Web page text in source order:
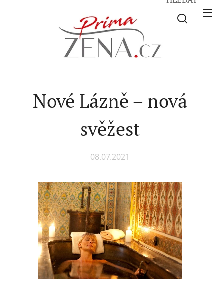
Nové Lázně – nová
svěžest
08.07.2021